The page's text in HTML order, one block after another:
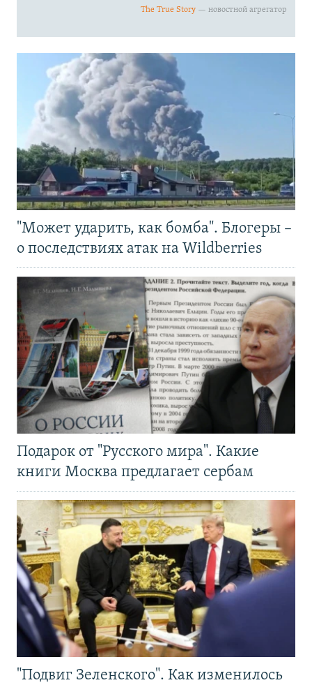
"Может ударить, как бомба". Блогеры –
о последствиях атак на Wildberries
Подарок от "Русского мира". Какие
книги Москва предлагает сербам
"Подвиг Зеленского". Как изменилось